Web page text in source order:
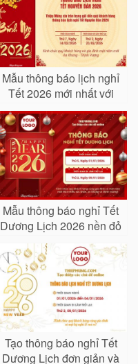
Mẫu thông báo lịch nghỉ
Tết 2026 mới nhất với
nhiều phông nền
Mẫu thông báo nghỉ Tết
Dương Lịch 2026 nền đỏ
sang trọng
Tạo thông báo nghỉ Tết
Dương Lịch đơn giản và